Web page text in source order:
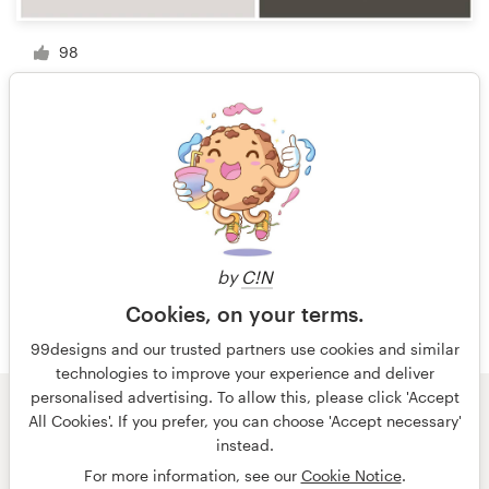
by C!N
Cookies, on your terms.
99designs and our trusted partners use cookies and similar
technologies to improve your experience and deliver
personalised advertising. To allow this, please click 'Accept
All Cookies'. If you prefer, you can choose 'Accept necessary'
instead.
For more information, see our Cookie Notice.
98
1 van 7
© 99designs
door Vista
Algemene voorwaarden